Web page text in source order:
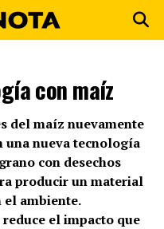
con maíz
del maíz nuevamente
una nueva tecnología
con desechos
producir un material
el ambiente.
el impacto que